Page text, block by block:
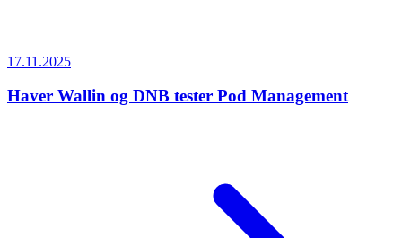
17.11.2025
Haver Wallin og DNB tester Pod Management